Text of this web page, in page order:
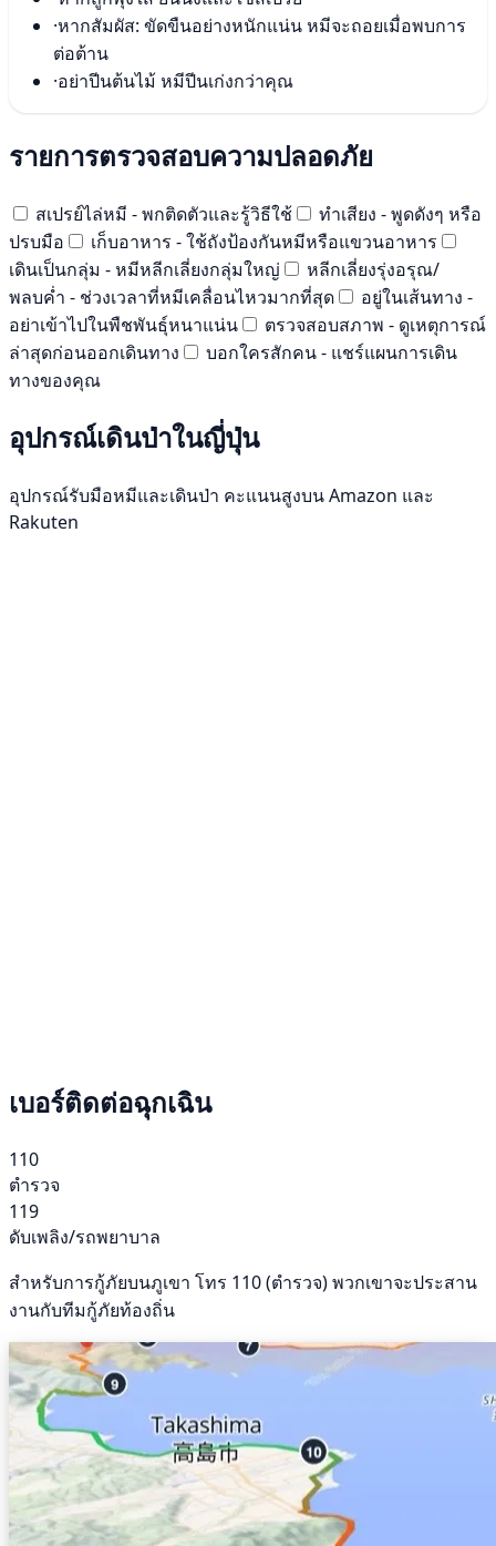
·หากสัมผัส: ขัดขืนอย่างหนักแน่น หมีจะถอยเมื่อพบการ
ต่อต้าน
·อย่าปีนต้นไม้ หมีปีนเก่งกว่าคุณ
รายการตรวจสอบความปลอดภัย
สเปรย์ไล่หมี - พกติดตัวและรู้วิธีใช้
ทำเสียง - พูดดังๆ หรือ
ปรบมือ
เก็บอาหาร - ใช้ถังป้องกันหมีหรือแขวนอาหาร
เดินเป็นกลุ่ม - หมีหลีกเลี่ยงกลุ่มใหญ่
หลีกเลี่ยงรุ่งอรุณ/
พลบค่ำ - ช่วงเวลาที่หมีเคลื่อนไหวมากที่สุด
อยู่ในเส้นทาง -
อย่าเข้าไปในพืชพันธุ์หนาแน่น
ตรวจสอบสภาพ - ดูเหตุการณ์
ล่าสุดก่อนออกเดินทาง
บอกใครสักคน - แชร์แผนการเดิน
ทางของคุณ
อุปกรณ์เดินป่าในญี่ปุ่น
อุปกรณ์รับมือหมีและเดินป่า คะแนนสูงบน Amazon และ
Rakuten
เบอร์ติดต่อฉุกเฉิน
110
ตำรวจ
119
ดับเพลิง/รถพยาบาล
สำหรับการกู้ภัยบนภูเขา โทร 110 (ตำรวจ) พวกเขาจะประสาน
งานกับทีมกู้ภัยท้องถิ่น